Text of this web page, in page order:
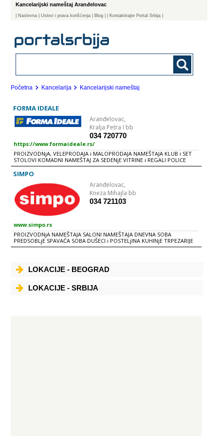
Kancelarijski nameštaj Aranđelovac
Naslovna | Uslovi i prava korišćenja Blog | Kontaktirajte Portal Srbija |
Početna Kancelarija Kancelarijski nameštaj
FORMA IDEALE
Aranđelovac,
Kralja Petra I bb
034 720770
https://www.formaideale.rs/
PROIZVODNjA, VELEPRODAJA i MALOPRODAJA NAMEŠTAJA KLUB i SET
STOLOVI KOMADNI NAMEŠTAJ ZA SEDENjE VITRINE i REGALI POLICE
UGAONE GARNITURE TAPACIRANI NAMEŠTAJ - GARNITURE TV POLICE
KREVETI DEČIJE SOBE KOMODE, FIOKARI i NOĆNI ORMARIĆI
KANCELARIJSKI i RADNI NAMEŠTAJ DODACI DUŠECI BAŠTENSKE
GARNITURE
SIMPO
Aranđelovac,
Kneza Mihajla bb
034 721103
www.simpo.rs
PROIZVODNjA NAMEŠTAJA SALONI NAMEŠTAJA DNEVNA SOBA
PREDSOBLjE SPAVAĆA SOBA DUŠECI i POSTELjINA KUHINjE TRPEZARIJE
TEPISI RASVETA BAŠTENSKI NAMEŠTAJ KANCELARIJSKI NAMEŠTAJ
LOKACIJE - BEOGRAD
LOKACIJE - SRBIJA